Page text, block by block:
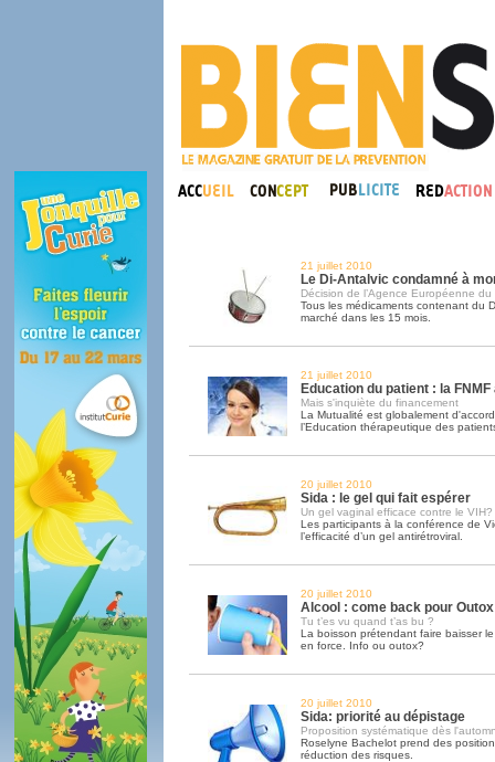
21 juillet 2010
Le Di-Antalvic condamné à
Décision de l’Agence Européenne du
Tous les médicaments contenant du
marché dans les 15 mois.
21 juillet 2010
Education du patient : la
Mais s'inquiète du financement
La Mutualité est globalement
l’Education thérapeutique des
20 juillet 2010
Sida : le gel qui fait espérer
Un gel vaginal efficace contre le VIH?
Les participants à la conférence de
l’efficacité d’un gel antirétroviral.
20 juillet 2010
Alcool : come back pour Outox
Tu t’es vu quand t’as bu ?
La boisson prétendant faire baisser
en force. Info ou outox?
20 juillet 2010
Sida: priorité au dépistage
Proposition systématique dès
Roselyne Bachelot prend des
réduction des risques.